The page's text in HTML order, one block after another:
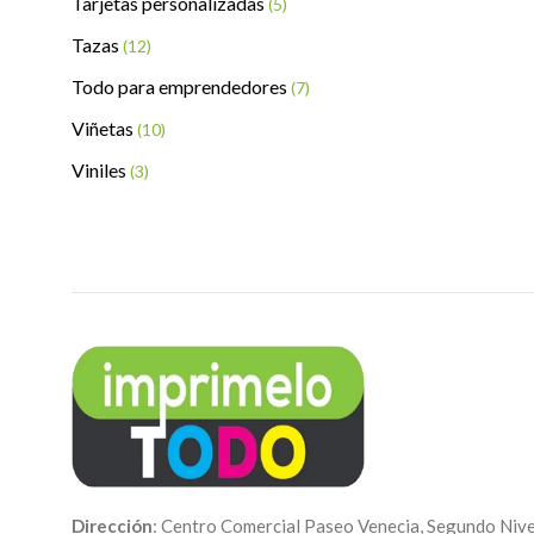
(5)
Tazas (12)
Todo para emprendedores (7)
Viñetas (10)
Viniles (3)
Dirección: Centro Comercial Paseo Venecia, Segundo